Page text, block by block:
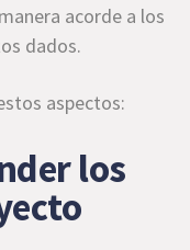
acorde a los
dados.
aspectos:
los